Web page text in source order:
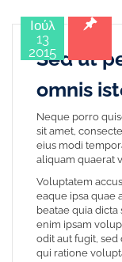
Ιούλ
13
2015
Sed ut
omnis
Neque porro
sit amet,
eius modi
aliquam quaerat
Voluptatem
eaque ipsa quae
beatae quia
enim ipsam
odit aut fugit,
qui ratione